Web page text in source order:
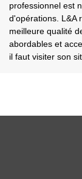
professionnel est
d'opérations. L&A
meilleure qualité
abordables et
il faut visiter son